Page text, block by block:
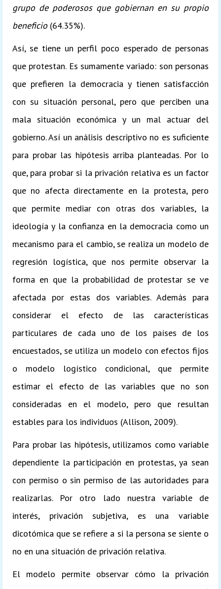
grupo de poderosos que gobiernan en su propio
beneficio (64.35%).
Así, se tiene un perfil poco esperado de personas
que protestan. Es sumamente variado: son personas
que prefieren la democracia y tienen satisfacción
con su situación personal, pero que perciben una
mala situación económica y un mal actuar del
gobierno. Así un análisis descriptivo no es suficiente
para probar las hipótesis arriba planteadas. Por lo
que, para probar si la privación relativa es un factor
que no afecta directamente en la protesta, pero
que permite mediar con otras dos variables, la
ideología y la confianza en la democracia como un
mecanismo para el cambio, se realiza un modelo de
regresión logística, que nos permite observar la
forma en que la probabilidad de protestar se ve
afectada por estas dos variables. Además para
considerar el efecto de las características
particulares de cada uno de los países de los
encuestados, se utiliza un modelo con efectos fijos
o modelo logístico condicional, que permite
estimar el efecto de las variables que no son
consideradas en el modelo, pero que resultan
estables para los individuos (Allison, 2009).
Para probar las hipótesis, utilizamos como variable
dependiente la participación en protestas, ya sean
con permiso o sin permiso de las autoridades para
realizarlas. Por otro lado nuestra variable de
interés, privación subjetiva, es una variable
dicotómica que se refiere a si la persona se siente o
no en una situación de privación relativa.
El modelo permite observar cómo la privación